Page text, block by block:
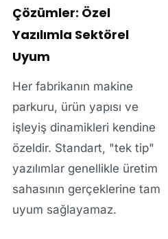
Çözümler: Özel
Yazılımla Sektörel
Uyum
Her fabrikanın makine
parkuru, ürün yapısı ve
işleyiş dinamikleri kendine
özeldir. Standart, "tek tip"
yazılımlar genellikle üretim
sahasının gerçeklerine tam
uyum sağlayamaz.